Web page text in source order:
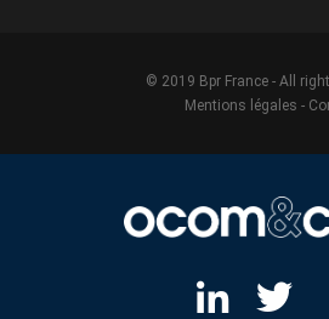
© 2019 Bpr France - All
Mentions légales -